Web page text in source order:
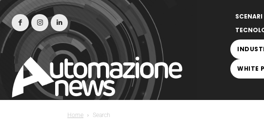
SCENARI
WHITE
Home Search